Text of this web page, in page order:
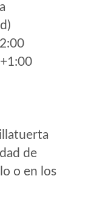
de
o en los